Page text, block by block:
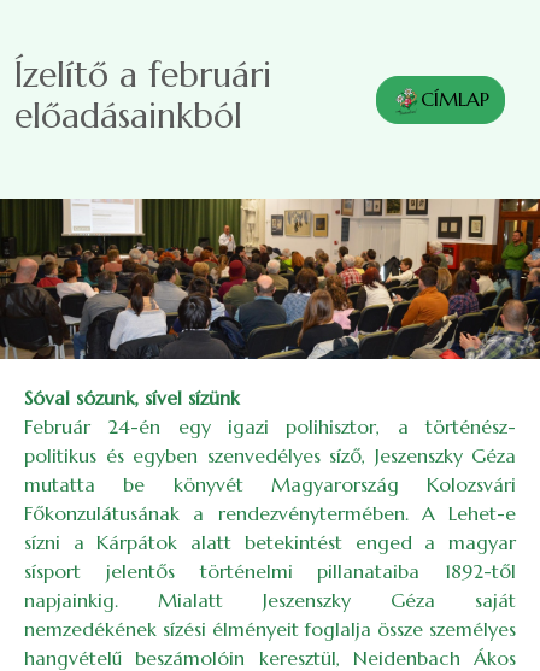
Ízelítő a februári
előadásainkból
CÍMLAP
Sóval sózunk, sível sízünk
Február 24-én egy igazi polihisztor, a történész-
politikus és egyben szenvedélyes síző, Jeszenszky Géza
mutatta be könyvét Magyarország Kolozsvári
Főkonzulátusának a rendezvénytermében. A Lehet-e
sízni a Kárpátok alatt betekintést enged a magyar
sísport jelentős történelmi pillanataiba 1892-től
napjainkig. Mialatt Jeszenszky Géza saját
nemzedékének sízési élményeit foglalja össze személyes
hangvételű beszámolóin keresztül, Neidenbach Ákos